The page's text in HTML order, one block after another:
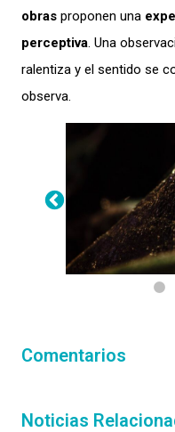
obras proponen una
perceptiva. Una
ralentiza y el sentido se
observa.
Comentarios
Noticias